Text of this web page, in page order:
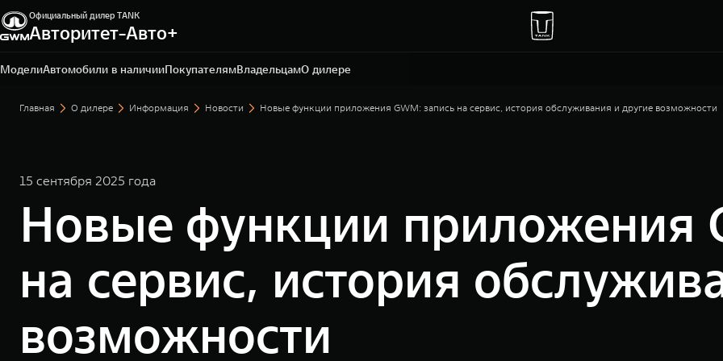
Официальный дилер TANK
Авторитет-Авто+
МоделиАвтомобили в наличииПокупателямВладельцамО дилере
Владивосток, ул. Тульская, 22
+7 423 279-09-19
Главная О дилере Информация Новости Новые функции приложения GWM: запись на сервис, история обслуживания и другие возможности
15 сентября 2025 года
Новые функции приложения
на сервис, история
возможности